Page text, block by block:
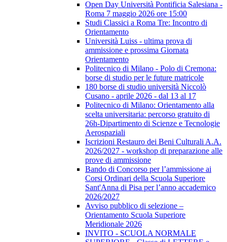
Open Day Università Pontificia Salesiana -
Roma 7 maggio 2026 ore 15:00
Studi Classici a Roma Tre: Incontro di
Orientamento
Università Luiss - ultima prova di
ammissione e prossima Giornata
Orientamento
Politecnico di Milano - Polo di Cremona:
borse di studio per le future matricole
180 borse di studio università Niccolò
Cusano - aprile 2026 - dal 13 al 17
Politecnico di Milano: Orientamento alla
scelta universitaria: percorso gratuito di
26h-Dipartimento di Scienze e Tecnologie
Aerospaziali
Iscrizioni Restauro dei Beni Culturali A.A.
2026/2027 - workshop di preparazione alle
prove di ammissione
Bando di Concorso per l’ammissione ai
Corsi Ordinari della Scuola Superiore
Sant'Anna di Pisa per l’anno accademico
2026/2027
Avviso pubblico di selezione –
Orientamento Scuola Superiore
Meridionale 2026
INVITO - SCUOLA NORMALE